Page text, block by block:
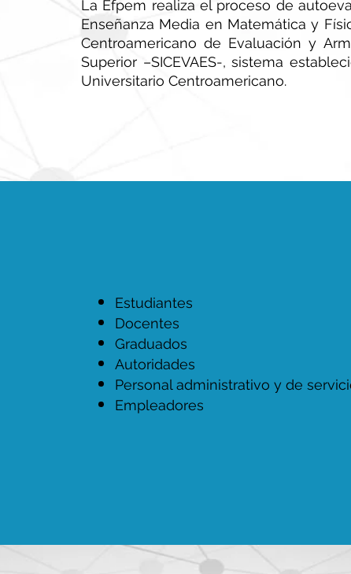
La Efpem realiza el proceso de
Enseñanza Media en Matemática y
Centroamericano de Evaluación y
Superior –SICEVAES-, sistema
Universitario Centroamericano.
Estudiantes
Docentes
Graduados
Autoridades
Personal administrativo y de
Empleadores